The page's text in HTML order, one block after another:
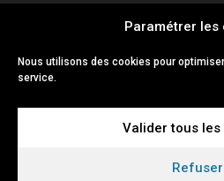
Paramétrer les
Nous utilisons des cookies pour
service.
Valider tous
Refuser